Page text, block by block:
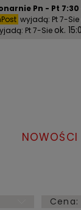
Pn - Pt 7:30
wyjadą: Pt 7-Sie
Pt 7-Sie ok.
NOWOŚCI